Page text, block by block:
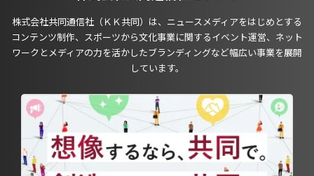
株式会社共同通信社（ＫＫ共同）は、ニュースメディアをはじめとする
コンテンツ制作、スポーツから文化事業に関するイベント運営、ネット
ワークとメディアの力を活かしたブランディングなど幅広い事業を展開
しています。